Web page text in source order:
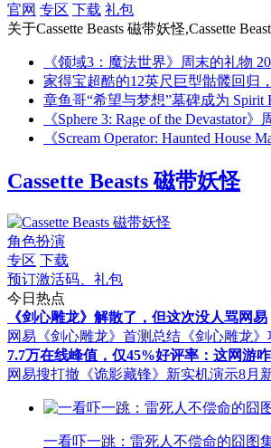
官网 专区 下载 礼包
关于Cassette Beasts 磁带妖怪,Cassette
《领域3：魔法世界》周末的礼物
家得宝超酷的12英尺巨型骷髅回归
章鱼哥“希望与梦想”墓碑成为 Spirit
《Sphere 3: Rage of the Devastator
《Scream Operator: Haunted House
Cassette Beasts 磁带妖怪
角色扮演
专区 下载
预订激活码、礼包
今日热点
《剑心雕龙》解散了，但这次没人骂网易
网易《剑心雕龙》首测总结 《剑心雕龙
7.7万在线峰值，仅45%好评率：这网游
网易搜打撤《诡影藏锋》新实机演示8月
一看吓一跳：雷死人不偿命的囧图集